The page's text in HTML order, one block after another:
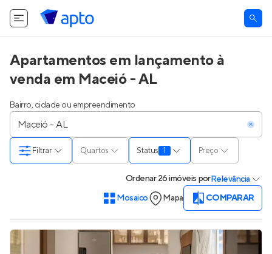
Apartamentos em lançamento à
venda em Maceió - AL
Bairro, cidade ou empreendimento
Quartos Status 1 Preço
Filtrar
Ordenar26 imóveis porRelevância
Mosaico
Mapa COMPARAR